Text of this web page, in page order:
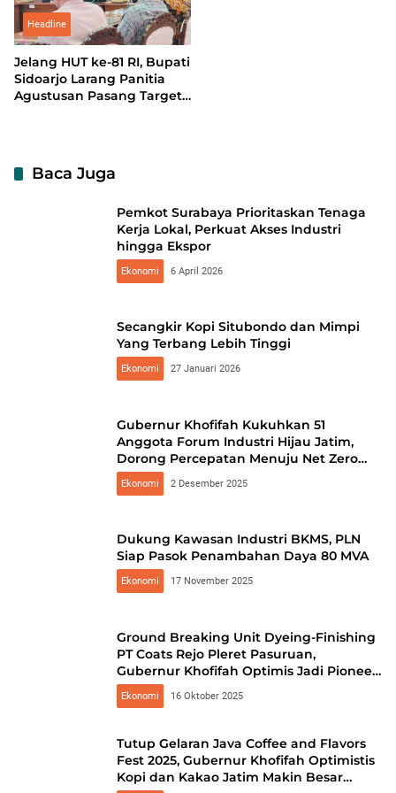
Headline
Jelang HUT ke-81 RI, Bupati
Sidoarjo Larang Panitia
Agustusan Pasang Target
Baca Juga
Pemkot Surabaya Prioritaskan Tenaga
Kerja Lokal, Perkuat Akses Industri
hingga Ekspor
Ekonomi 6 April 2026
Secangkir Kopi Situbondo dan Mimpi
Yang Terbang Lebih Tinggi
Ekonomi 27 Januari 2026
Gubernur Khofifah Kukuhkan 51
Anggota Forum Industri Hijau Jatim,
Dorong Percepatan Menuju Net Zero
Emission 2060
Ekonomi 2 Desember 2025
Dukung Kawasan Industri BKMS, PLN
Siap Pasok Penambahan Daya 80 MVA
Ekonomi 17 November 2025
Ground Breaking Unit Dyeing-Finishing
PT Coats Rejo Pleret Pasuruan,
Gubernur Khofifah Optimis Jadi Pioneer
Industri Berkelanjutan
Ekonomi 16 Oktober 2025
Tutup Gelaran Java Coffee and Flavors
Fest 2025, Gubernur Khofifah Optimistis
Kopi dan Kakao Jatim Makin Besar